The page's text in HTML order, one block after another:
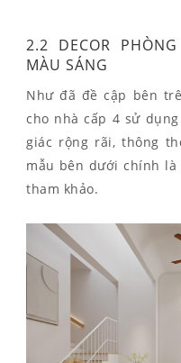
2.2 DECOR
MÀU SÁNG
Như đã đề cập bên
cho nhà cấp 4 sử
giác rộng rãi, thông
mẫu bên dưới chính
tham khảo.